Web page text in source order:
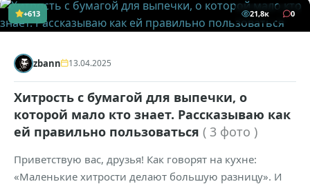
+613 21,8к 0
zbann 13.04.2025
Хитрость с бумагой для выпечки, о
которой мало кто знает. Рассказываю как
ей правильно пользоваться ( 3 фото )
Приветствую вас, друзья! Как говорят на кухне:
«Маленькие хитрости делают большую разницу». И